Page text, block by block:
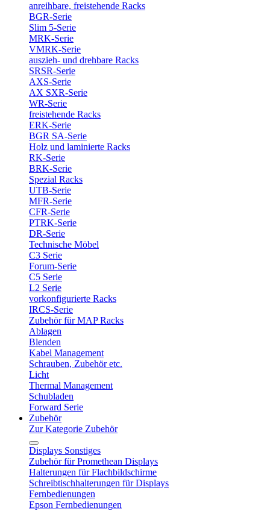
anreihbare, freistehende Racks
BGR-Serie
Slim 5-Serie
MRK-Serie
VMRK-Serie
auszieh- und drehbare Racks
SRSR-Serie
AXS-Serie
AX SXR-Serie
WR-Serie
freistehende Racks
ERK-Serie
BGR SA-Serie
Holz und laminierte Racks
RK-Serie
BRK-Serie
Spezial Racks
UTB-Serie
MFR-Serie
CFR-Serie
PTRK-Serie
DR-Serie
Technische Möbel
C3 Serie
Forum-Serie
C5 Serie
L2 Serie
vorkonfigurierte Racks
IRCS-Serie
Zubehör für MAP Racks
Ablagen
Blenden
Kabel Management
Schrauben, Zubehör etc.
Licht
Thermal Management
Schubladen
Forward Serie
Zubehör
Zur Kategorie Zubehör
Displays Sonstiges
Zubehör für Promethean Displays
Halterungen für Flachbildschirme
Schreibtischhalterungen für Displays
Fernbedienungen
Epson Fernbedienungen